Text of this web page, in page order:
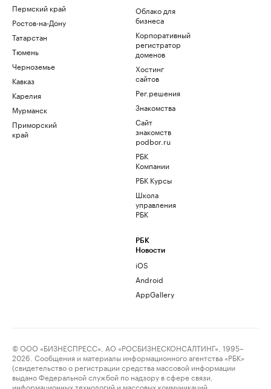
Пермский край
Ростов-на-Дону
Татарстан
Тюмень
Черноземье
Кавказ
Карелия
Мурманск
Приморский
край
Облако для
бизнеса
Корпоративный
регистратор
доменов
Хостинг
сайтов
Рег.решения
Знакомства
Сайт
знакомств
podbor.ru
РБК
Компании
РБК Курсы
Школа
управления
РБК
РБК
Новости
iOS
Android
AppGallery
© ООО «БИЗНЕСПРЕСС», АО «РОСБИЗНЕСКОНСАЛТИНГ», 1995–
2026. Сообщения и материалы информационного агентства «РБК»
(свидетельство о регистрации средства массовой информации
выдано Федеральной службой по надзору в сфере связи,
информационных технологий и массовых коммуникаций